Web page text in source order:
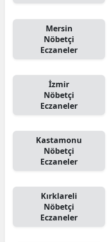
Mersin
Nöbetçi
Eczaneler
İzmir
Nöbetçi
Eczaneler
Kastamonu
Nöbetçi
Eczaneler
Kırklareli
Nöbetçi
Eczaneler